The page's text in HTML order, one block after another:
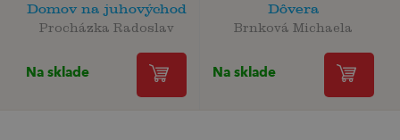
Domov na juhovýchod
Procházka Radoslav
Na sklade
Dôvera
Brnková Michaela
Na sklade